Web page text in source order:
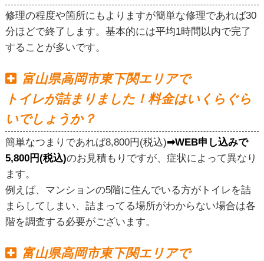
修理の程度や箇所にもよりますが簡単な修理であれば30
分ほどで終了します。基本的には平均1時間以内で完了
することが多いです。
富山県高岡市東下関エリアで
トイレが詰まりました！料金はいくらぐら
いでしょうか？
簡単なつまりであれば8,800円(税込)➡WEB申し込みで
5,800円(税込)のお見積もりですが、症状によって異なり
ます。
例えば、マンションの5階に住んでいる方がトイレを詰
まらしてしまい、詰まってる場所がわからない場合は各
階を調査する必要がございます。
富山県高岡市東下関エリアで